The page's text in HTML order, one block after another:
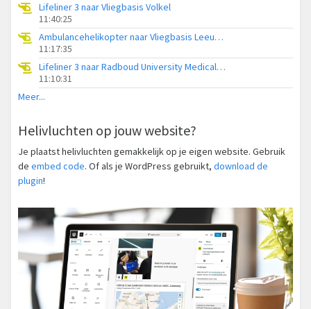
Lifeliner 3 naar Vliegbasis Volkel
11:40:25
Ambulancehelikopter naar Vliegbasis Leeuwarden
11:17:35
Lifeliner 3 naar Radboud University Medical Center Heliport
11:10:31
Meer...
Helivluchten op jouw website?
Je plaatst helivluchten gemakkelijk op je eigen website. Gebruik
de embed code. Of als je WordPress gebruikt, download de
plugin!